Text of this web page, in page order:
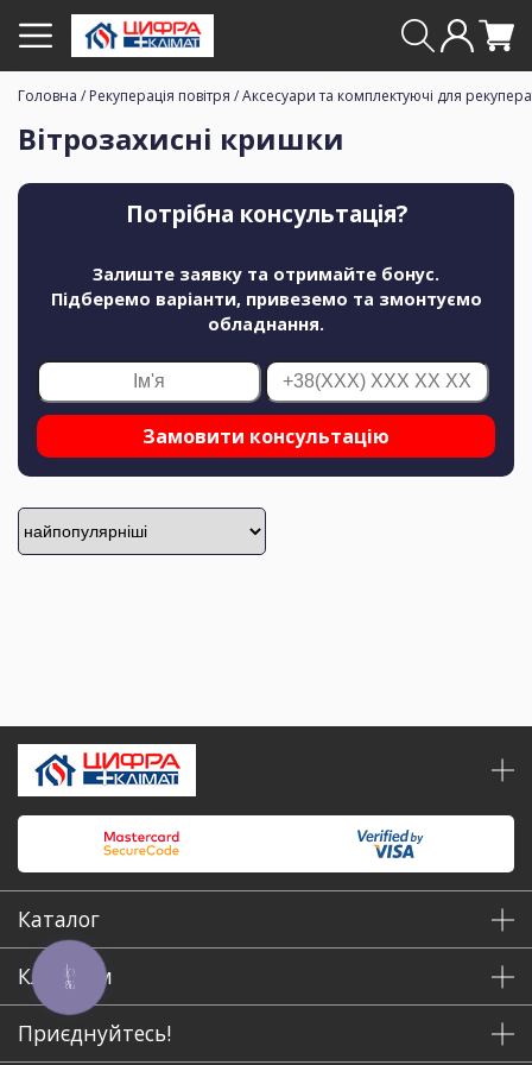
Головна / Рекуперація повітря /Аксесуари та комплектуючі для
Вітрозахисні кришки
Потрібна консультація?
Залиште заявку та отримайте бонус.
Підберемо варіанти, привеземо та змонтуємо
обладнання.
Замовити консультацію
Каталог
Клієнтам
Приєднуйтесь!
КНОПКА
ЗВ'ЯЗКУ